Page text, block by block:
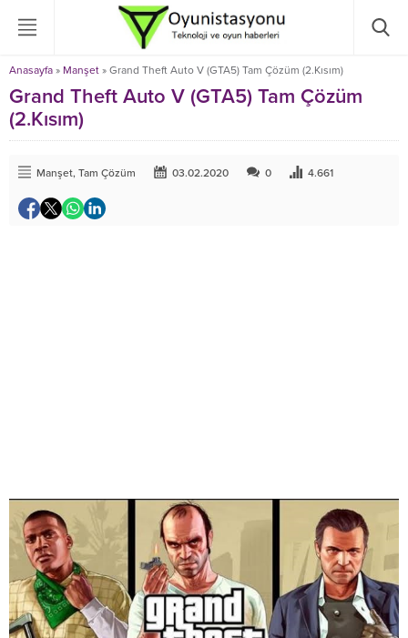
Anasayfa » Manşet » Grand Theft Auto V (GTA5) Tam Çözüm (2.Kısım)
Grand Theft Auto V (GTA5) Tam Çözüm
(2.Kısım)
Manşet, Tam Çözüm 03.02.2020 0 4.661